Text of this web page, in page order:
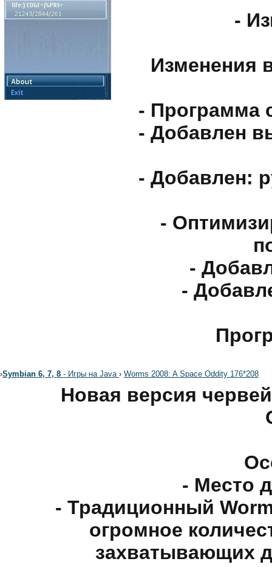
-
Изменения
- Программа
- Добавлен
- Добавлен:
-
-
-
›Symbian 6, 7, 8 - Игры на Java › Worms 2008: A Space Oddity 176*208
Новая версия
- Место
- Традиционный
огромное
захватывающих